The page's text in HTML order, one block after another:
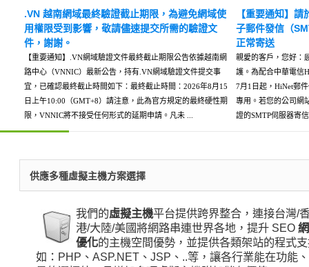
.VN 越南網域最終驗證截止期限，為避免網域使
用權限受到影響，敬請儘速提交所需的驗證文
件，謝謝。
【重要通知】.VN網域驗證文件最終截止期限公告依據越南網
路中心（VNNIC）最新公告，持有.VN網域驗證文件提交事
宜，已確認最終截止時間如下：最終截止時間：2026年8月15
日上午10:00（GMT+8）請注意，此為官方規定的最終硬性期
限，VNNIC將不接受任何形式的延期申請。凡未 ...
【重要通知】
子郵件發信（
正常寄送
親愛的客戶，您好：
護。為配合中華電信
7月1日起，HiNet郵
專用。若您的公司網
證的SMTP伺服器寄
供應多種虛擬主機方案選擇
我們的虛擬主機平台提供跨界整合，連接台灣/
港/大陸/美國將網路串連世界各地，提升 SEO
優化的主機空間優勢，並提供各類架站的程式
如：PHP、ASP.NET、JSP、..等，讓各行業能在功能